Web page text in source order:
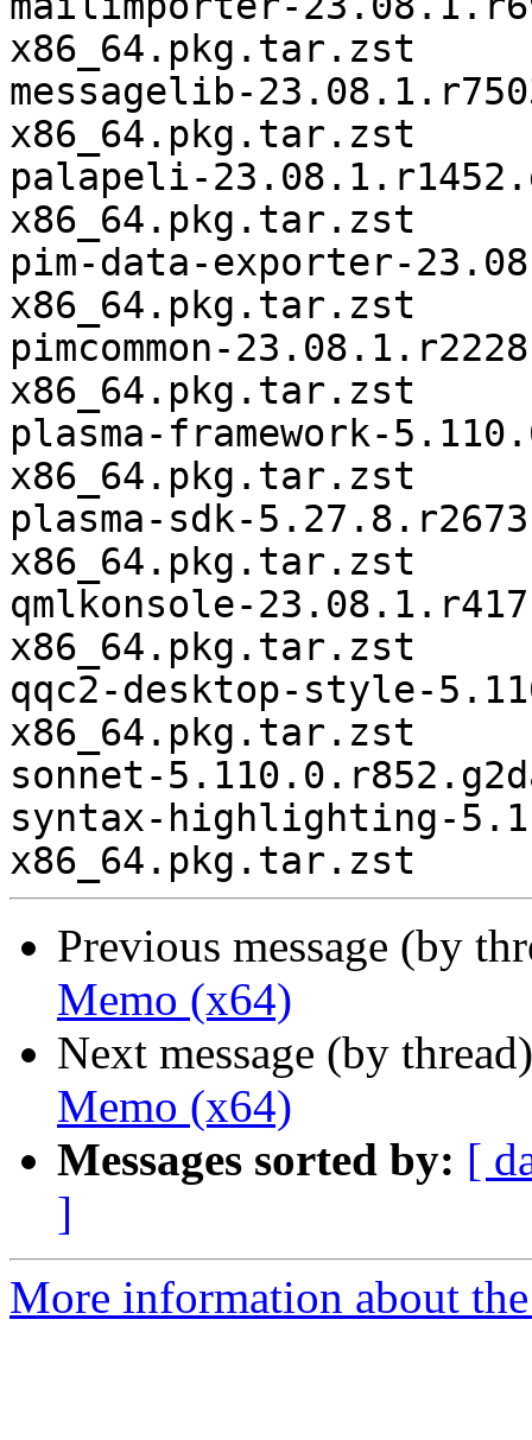
x86_64.pkg.tar.zst
messagelib-
x86_64.pkg.tar.zst
palapeli-
x86_64.pkg.tar.zst
pim-data-exporter-
x86_64.pkg.tar.zst
pimcommon-
x86_64.pkg.tar.zst
plasma-framework-
x86_64.pkg.tar.zst
plasma-sdk-
x86_64.pkg.tar.zst
qmlkonsole-
x86_64.pkg.tar.zst
qqc2-desktop-style-
x86_64.pkg.tar.zst
sonnet-
syntax-highlighting-
Previous message (by
Memo (x64)
Next message (by
Memo (x64)
Messages sorted by: [
]
More information about